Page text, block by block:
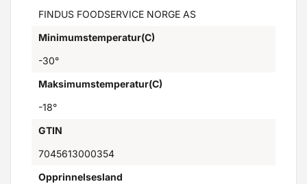
FINDUS FOODSERVICE NORGE AS
Minimumstemperatur(C)
-30°
Maksimumstemperatur(C)
-18°
GTIN
7045613000354
Opprinnelsesland